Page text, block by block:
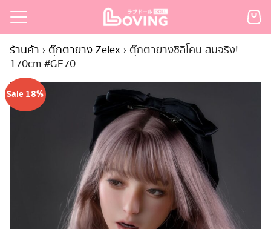
Skip
content
ก
for:
ร้านค้า › ตุ๊กตายาง Zelex › ตุ๊กตายางซิลิโคน สมจริง!
170cm #GE70
Sale 18%